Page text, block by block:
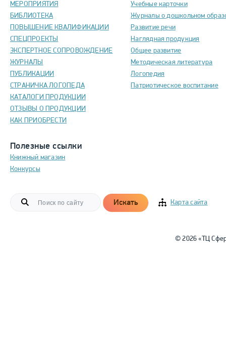
МЕРОПРИЯТИЯ
БИБЛИОТЕКА
ПОВЫШЕНИЕ КВАЛИФИКАЦИИ
СПЕЦПРОЕКТЫ
ЭКСПЕРТНОЕ СОПРОВОЖДЕНИЕ
ЖУРНАЛЫ
ПУБЛИКАЦИИ
СТРАНИЧКА ЛОГОПЕДА
КАТАЛОГИ ПРОДУКЦИИ
ОТЗЫВЫ О ПРОДУКЦИИ
КАК ПРИОБРЕСТИ
Полезные ссылки
Книжный магазин
Конкурсы
Учебные карточки
Журналы о дошкольном
Развитие речи
Наглядная продукция
Общее развитие
Методическая литература
Логопедия
Патриотическое воспитание
Искать Карта сайта
© 2026 «ТЦ